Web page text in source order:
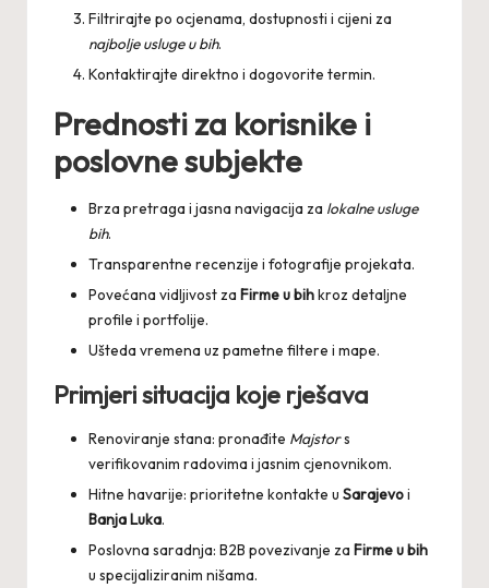
Filtrirajte po ocjenama, dostupnosti i cijeni za
najbolje usluge u bih.
Kontaktirajte direktno i dogovorite termin.
Prednosti za korisnike i
poslovne subjekte
Brza pretraga i jasna navigacija za lokalne usluge
bih.
Transparentne recenzije i fotografije projekata.
Povećana vidljivost za Firme u bihkroz detaljne
profile i portfolije.
Ušteda vremena uz pametne filtere i mape.
Primjeri situacija koje rješava
Renoviranje stana: pronađite Majstors
verifikovanim radovima i jasnim cjenovnikom.
Hitne havarije: prioritetne kontakte u Sarajevoi
Banja Luka.
Poslovna saradnja: B2B povezivanje za Firme u bih
u specijaliziranim nišama.